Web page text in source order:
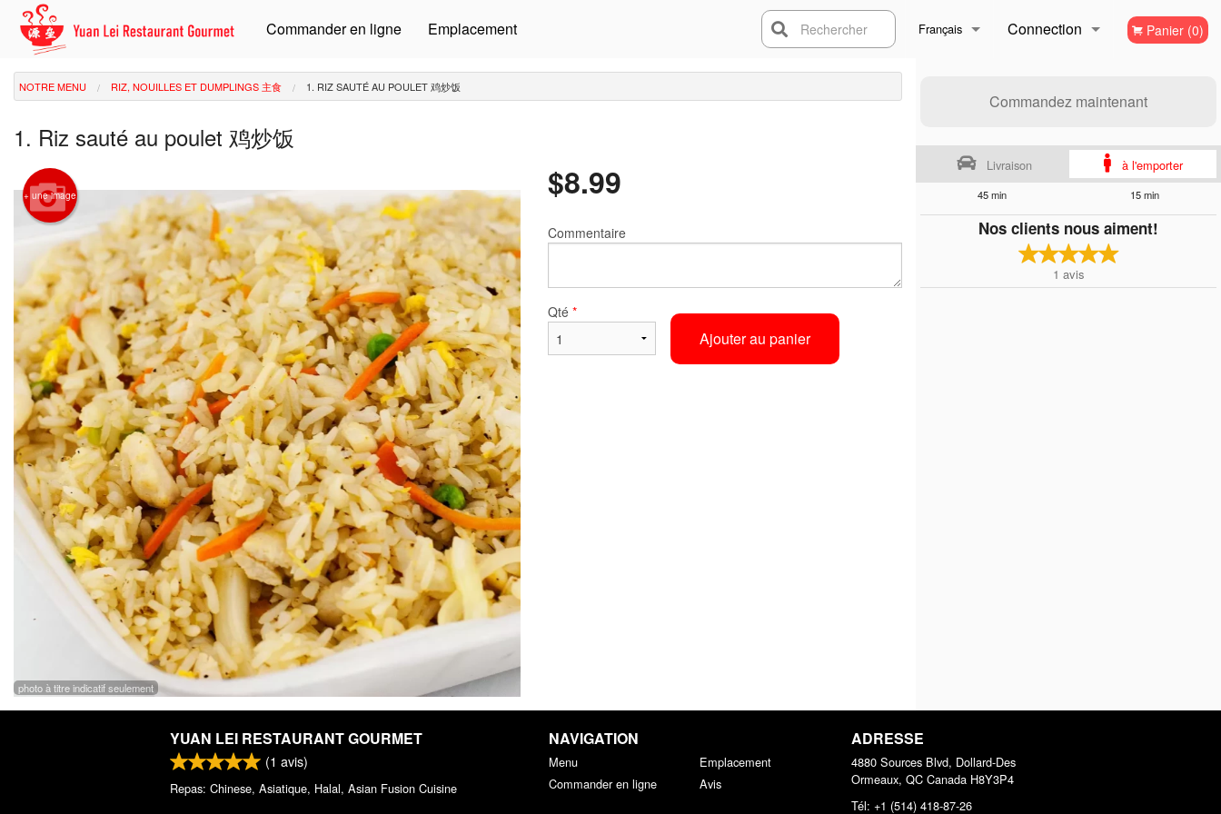
Commander en ligne Emplacement Français
English
Connection Panier (0)
Rechercher
Commandez maintenant
Livraison à l'emporter
45 min 15 min
Nos clients nous aiment!
1 avis
NOTRE MENU RIZ, NOUILLES ET DUMPLINGS 主食 1. RIZ SAUTÉ AU POULET 鸡炒饭
1. Riz sauté au poulet 鸡炒饭
+ une image
photo à titre indicatif seulement
$8.99
Commentaire
Qté *
Ajouter au panier
YUAN LEI RESTAURANT GOURMET
(1 avis)
Repas: Chinese, Asiatique, Halal, Asian Fusion Cuisine
NAVIGATION
Menu
Commander en ligne
Emplacement
Avis
ADRESSE
4880 Sources Blvd, Dollard-Des
Ormeaux, QC Canada H8Y3P4
Tél: +1 (514) 418-87-26